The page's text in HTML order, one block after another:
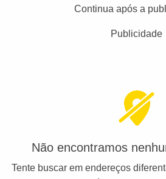
Continua após a
Publicidade
Não encontramos
Tente buscar em endereços